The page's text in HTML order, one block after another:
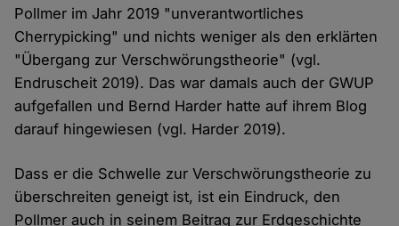
Pollmer im Jahr 2019 "unverantwortliches
Cherrypicking" und nichts weniger als den erklärten
"Übergang zur Verschwörungstheorie" (vgl.
Endruscheit 2019). Das war damals auch der GWUP
aufgefallen und Bernd Harder hatte auf ihrem Blog
darauf hingewiesen (vgl. Harder 2019).
Dass er die Schwelle zur Verschwörungstheorie zu
überschreiten geneigt ist, ist ein Eindruck, den
Pollmer auch in seinem Beitrag zur Erdgeschichte